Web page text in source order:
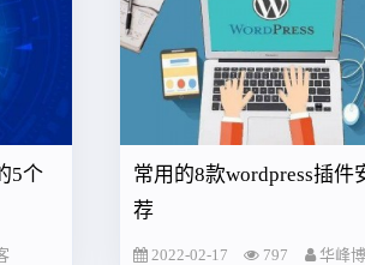
5个
常用的8款wordpress插件
荐
2022-02-17 797 华峰